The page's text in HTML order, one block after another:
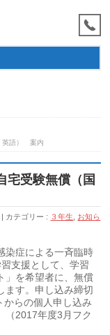
英語） 案内
受験無償（国
カテゴリー : ３年生
お知ら
染症による一斉臨時
支援として、学習
」を希望者に、無償
ます。申し込み締切
らの個人申し込み
（2017年度3月フク